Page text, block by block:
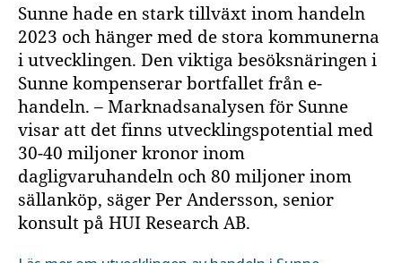
Sunne hade en stark tillväxt inom handeln
2023 och hänger med de stora kommunerna
i utvecklingen. Den viktiga besöksnäringen i
Sunne kompenserar bortfallet från e-
handeln. – Marknadsanalysen för Sunne
visar att det finns utvecklingspotential med
30-40 miljoner kronor inom
dagligvaruhandeln och 80 miljoner inom
sällanköp, säger Per Andersson, senior
konsult på HUI Research AB.